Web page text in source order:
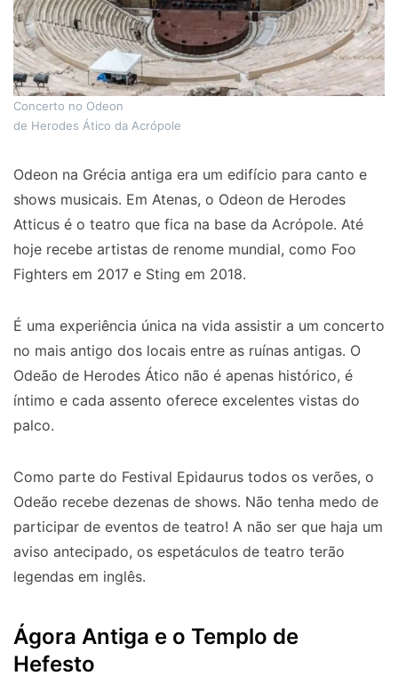
Concerto no Odeon
de Herodes Ático da Acrópole
Odeon na Grécia antiga era um edifício para canto e
shows musicais. Em Atenas, o Odeon de Herodes
Atticus é o teatro que fica na base da Acrópole. Até
hoje recebe artistas de renome mundial, como Foo
Fighters em 2017 e Sting em 2018.
É uma experiência única na vida assistir a um concerto
no mais antigo dos locais entre as ruínas antigas. O
Odeão de Herodes Ático não é apenas histórico, é
íntimo e cada assento oferece excelentes vistas do
palco.
Como parte do Festival Epidaurus todos os verões, o
Odeão recebe dezenas de shows. Não tenha medo de
participar de eventos de teatro! A não ser que haja um
aviso antecipado, os espetáculos de teatro terão
legendas em inglês.
Ágora Antiga e o Templo de
Hefesto